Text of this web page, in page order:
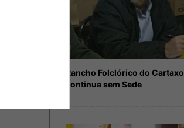
Rancho Folclórico do Cartaxo
continua sem Sede